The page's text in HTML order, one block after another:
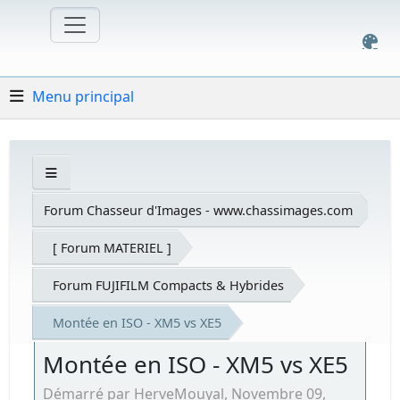
Menu principal
Forum Chasseur d'Images - www.chassimages.com
[ Forum MATERIEL ]
Forum FUJIFILM Compacts & Hybrides
Montée en ISO - XM5 vs XE5
Montée en ISO - XM5 vs XE5
Démarré par HerveMouyal, Novembre 09,